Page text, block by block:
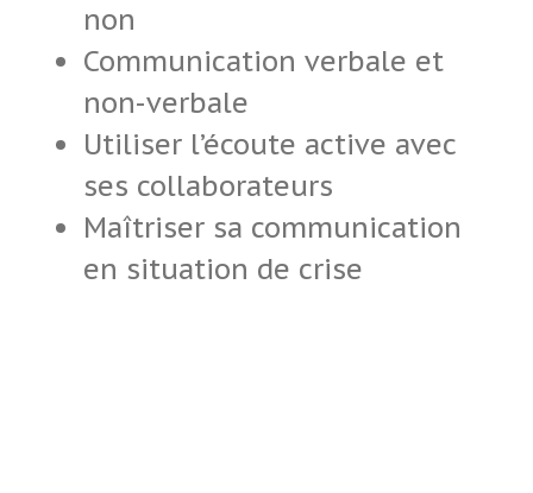
non
Communication verbale et
non-verbale
Utiliser l’écoute active avec
ses collaborateurs
Maîtriser sa communication
en situation de crise